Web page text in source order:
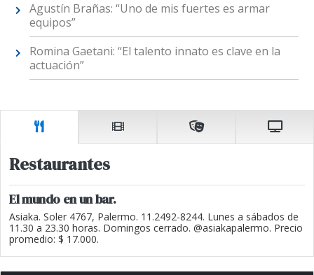
Agustín Brañas: “Uno de mis fuertes es armar
equipos”
Romina Gaetani: “El talento innato es clave en la
actuación”
Restaurantes
El mundo en un bar.
Asiaka. Soler 4767, Palermo. 11.2492-8244. Lunes a sábados de
11.30 a 23.30 horas. Domingos cerrado. @asiakapalermo. Precio
promedio: $ 17.000.